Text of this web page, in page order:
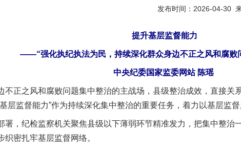
发布时间：2026-04-30 来
提升基层监督能力
——“强化执纪执法为民，持续深化群众身边不正之风和腐败
中央纪委国家监委网站 陈瑶
正之风和腐败问题集中整治的主战场，县级整治成效，直接关
层监督能力”作为持续深化集中整治的重要任务，着力以基层监
，纪检监察机关聚焦县级以下薄弱环节精准发力，把集中整治
织密扎牢基层监督网络。